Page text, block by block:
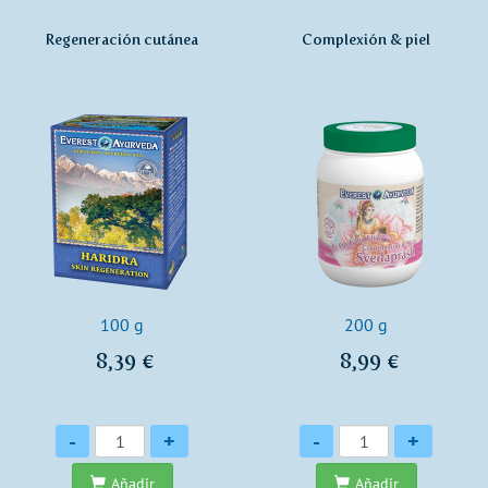
Regeneración cutánea
100 g
8,39 €
Cantidad
- +
Añadir
Complexión & piel
200 g
8,99 €
Cantidad
- +
Añadir